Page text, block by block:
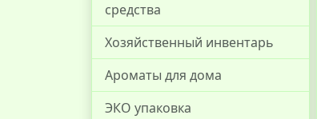
средства
Хозяйственный инвентарь
Ароматы для дома
ЭКО упаковка